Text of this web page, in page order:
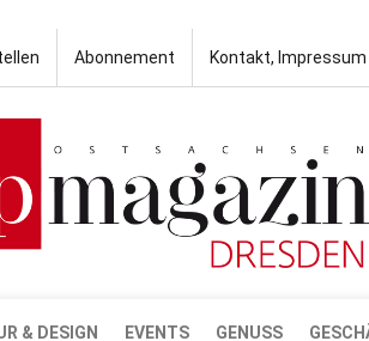
Abonnement Kontakt, Impressum
& DESIGN EVENTS GENUSS